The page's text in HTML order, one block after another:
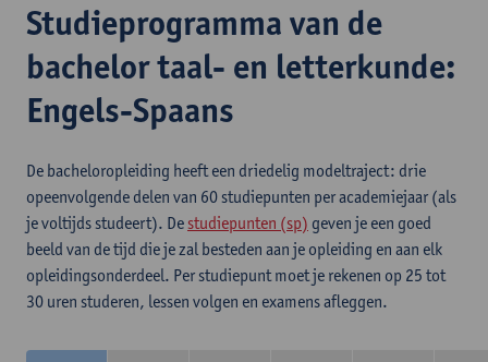
Studieprogramma van de
bachelor taal- en letterkunde:
Engels-Spaans
De bacheloropleiding heeft een driedelig modeltraject: drie
opeenvolgende delen van 60 studiepunten per academiejaar (als
je voltijds studeert). De studiepunten (sp) geven je een goed
beeld van de tijd die je zal besteden aan je opleiding en aan elk
opleidingsonderdeel. Per studiepunt moet je rekenen op 25 tot
30 uren studeren, lessen volgen en examens afleggen.